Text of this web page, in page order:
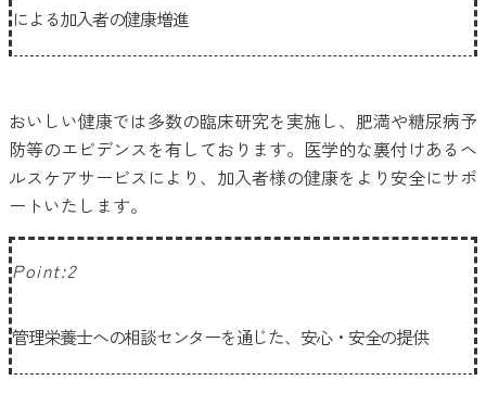
による加入者の健康増進
おいしい健康では多数の臨床研究を実施し、肥満や糖尿病予
防等のエビデンスを有しております。医学的な裏付けあるヘ
ルスケアサービスにより、加入者様の健康をより安全にサポ
ートいたします。
Point:2
管理栄養士への相談センターを通じた、安心・安全の提供